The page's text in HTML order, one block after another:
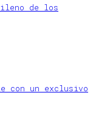
de los
con un exclusivo